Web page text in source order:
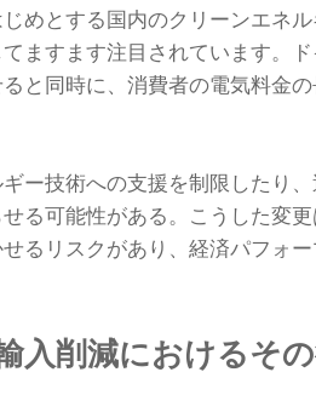
めとする国内のクリーンエネ
ますます注目されています。
と同時に、消費者の電気料金
ー技術への支援を制限したり
る可能性がある。こうした変
るリスクがあり、経済パフォ
入削減におけるその